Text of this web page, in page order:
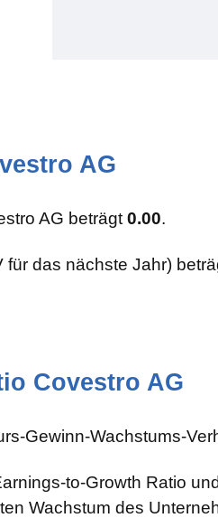
AG
AG beträgt0.00.
für das nächste Jahr)
Covestro AG
Gewinn-Wachstums-
to-Growth Ratio
Wachstum des